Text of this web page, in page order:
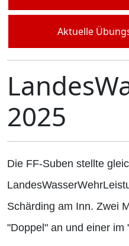
Aktuelle
2025
Die FF-Suben stellte
Schärding am Inn. Zwei
"Doppel" an und einer im